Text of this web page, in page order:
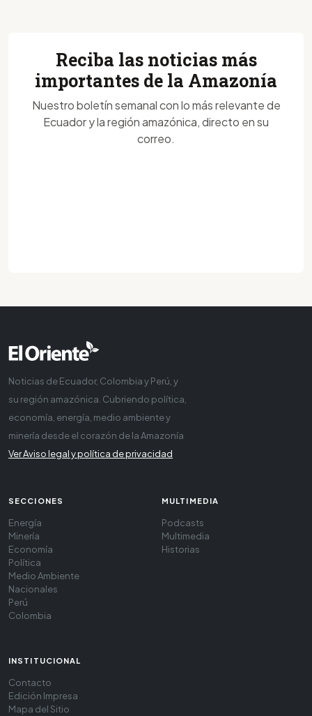
Reciba las noticias más
importantes de la Amazonía
Nuestro boletín semanal con lo más relevante de
Ecuador y la región amazónica, directo en su
correo.
Noticias de Ecuador, Colombia y Perú, y
su región amazónica. Cubriendo política,
economía, energía, medio ambiente y
minería desde el corazón de la Amazonía
Ver Aviso legal y política de privacidad
SECCIONES
Energía
Minería
Economía
Política
Medio Ambiente
Nacionales
Perú
Colombia
MULTIMEDIA
Podcasts
Multimedia
Historias
INSTITUCIONAL
Contacto
Edición Impresa
Mapa del Sitio